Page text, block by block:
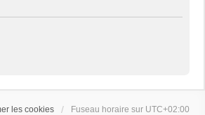
les cookies Fuseau horaire sur UTC+02:00